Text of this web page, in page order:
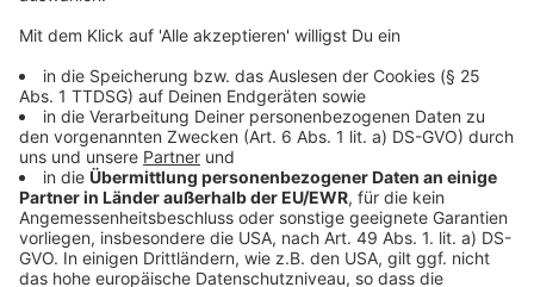
Drittanbieters, um Videoinhalte
Daten zu Ihren Aktivitäten
sammeln. Bitte lesen Sie die
Details durch und stimmen Sie der
Nutzung des Service zu, um dieses
Video anzusehen.
Mehr Informationen
Michael Schulte - Let It Go